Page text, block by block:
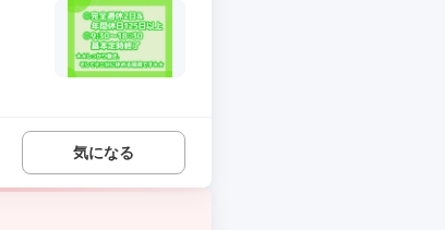
気になる